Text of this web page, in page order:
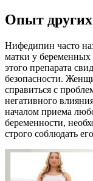
Опыт
Нифедипин часто
матки у
этого препарата
безопасности.
справиться с
негативного
началом приема
беременности,
строго соблюдать